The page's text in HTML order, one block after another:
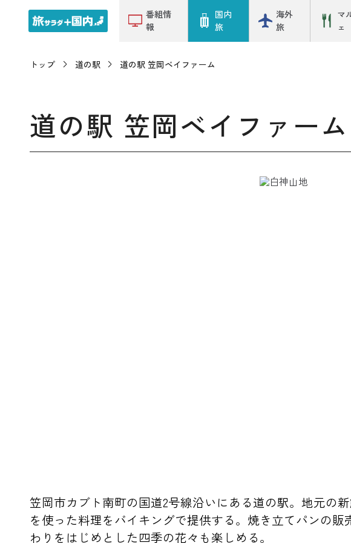
番組情
報
国内
旅
海外
旅
マ
ェ
トップ 道の駅 道の駅 笠岡ベイファーム
道の駅 笠岡ベイファーム
笠岡市カブト南町の国道2号線沿いにある道の駅。地元の
を使った料理をバイキングで提供する。焼き立てパンの
わりをはじめとした四季の花々も楽しめる。